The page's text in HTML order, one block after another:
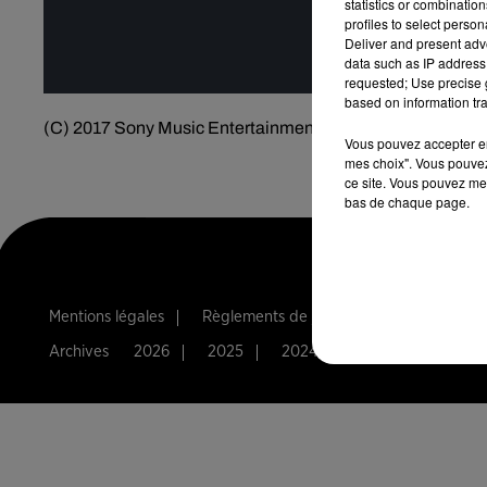
(C) 2017 Sony Music Entertainment UK Limited
Mentions légales Règlements de jeux Notice
Archives 2026 2025 2024
statistics or
profiles to select
Deliver and present
data such as IP
requested; Use precise
based on information
Vous pouvez accepter
mes choix". Vous
ce site. Vous pouvez
bas de chaque page.